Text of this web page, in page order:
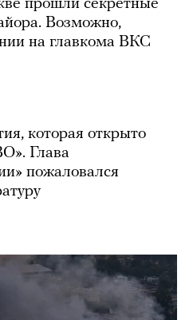
прошли секретные
Возможно,
на главкома ВКС
которая открыто
Глава
пожаловался